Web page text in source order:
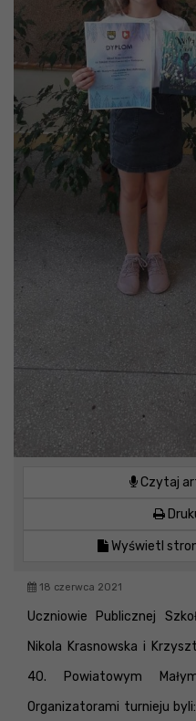
Czytaj
Wyświetl
18 czerwca 2021
Uczniowie Publicznej
Nikola Krasnowska i
40. Powiatowym
Organizatorami turnieju